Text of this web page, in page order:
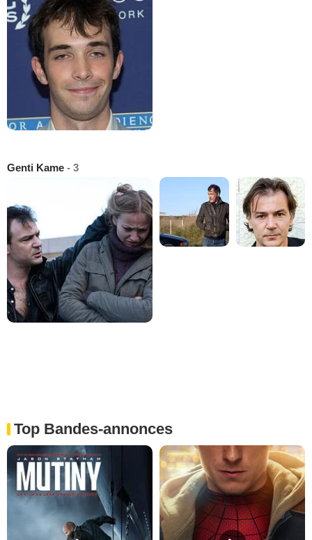
Genti Kame - 3
Top Bandes-annonces